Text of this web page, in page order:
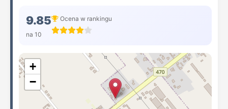
9.85
na 10
Ocena w rankingu
+
−